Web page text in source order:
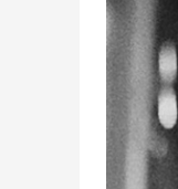
BIENAL'19
DIÁRIO
SOBRE